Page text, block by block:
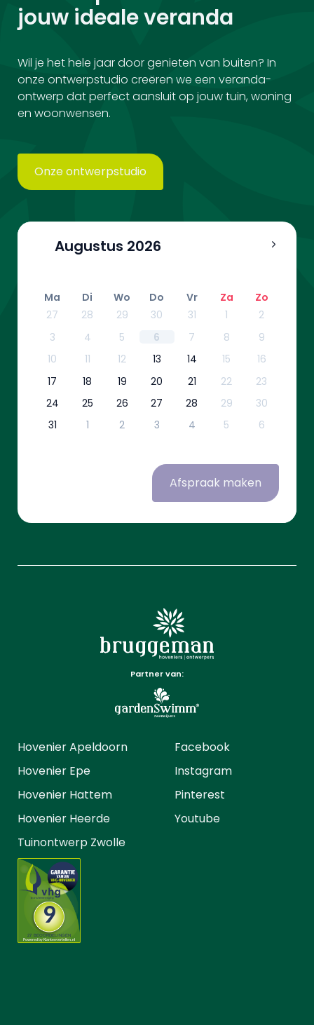
jouw ideale veranda
Wil je het hele jaar door genieten van buiten? In
onze ontwerpstudio creëren we een veranda-
ontwerp dat perfect aansluit op jouw tuin, woning
en woonwensen.
Onze ontwerpstudio
Augustus 2026
Ma Di Wo Do Vr Za
Zo
27
28 29 30 31 1
2
3
4 5 6 7 8
9
10
11 12 13 14 15
16
17
18 19 20 21 22
23
24
25 26 27 28 29
30
31
1 2 3 4 5 6
Afspraak maken
Partner van:
Hovenier Apeldoorn
Hovenier Epe
Hovenier Hattem
Hovenier Heerde
Tuinontwerp Zwolle
Facebook
Instagram
Pinterest
Youtube